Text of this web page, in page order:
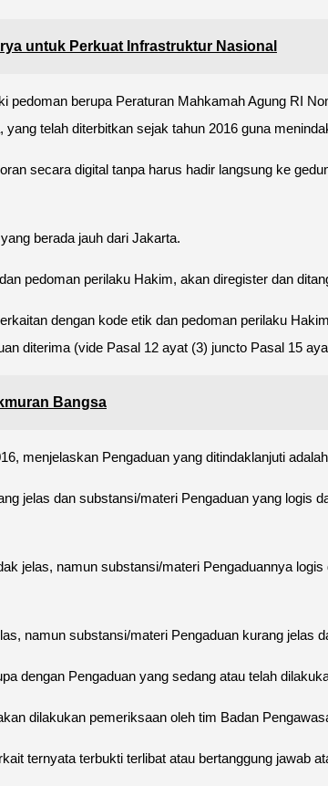
untuk Perkuat Infrastruktur Nasional
pedoman berupa Peraturan Mahkamah Agung RI
telah diterbitkan sejak tahun 2016 guna
secara digital tanpa harus hadir langsung ke
berada jauh dari Jakarta.
pedoman perilaku Hakim, akan diregister dan
dengan kode etik dan pedoman perilaku
diterima (vide Pasal 12 ayat (3) juncto Pasal 15
Bangsa
menjelaskan Pengaduan yang ditindaklanjuti
jelas dan substansi/materi Pengaduan yang
jelas, namun substansi/materi Pengaduannya
namun substansi/materi Pengaduan kurang
dengan Pengaduan yang sedang atau telah
dilakukan pemeriksaan oleh tim Badan
ternyata terbukti terlibat atau bertanggung